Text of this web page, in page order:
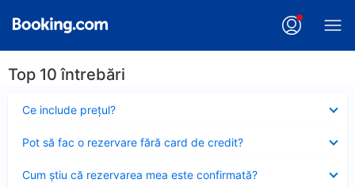
Top 10 întrebări
Ce include preţul?
închis
Pot să fac o rezervare fără card de credit?
închis
Cum ştiu că rezervarea mea este confirmată?
închis